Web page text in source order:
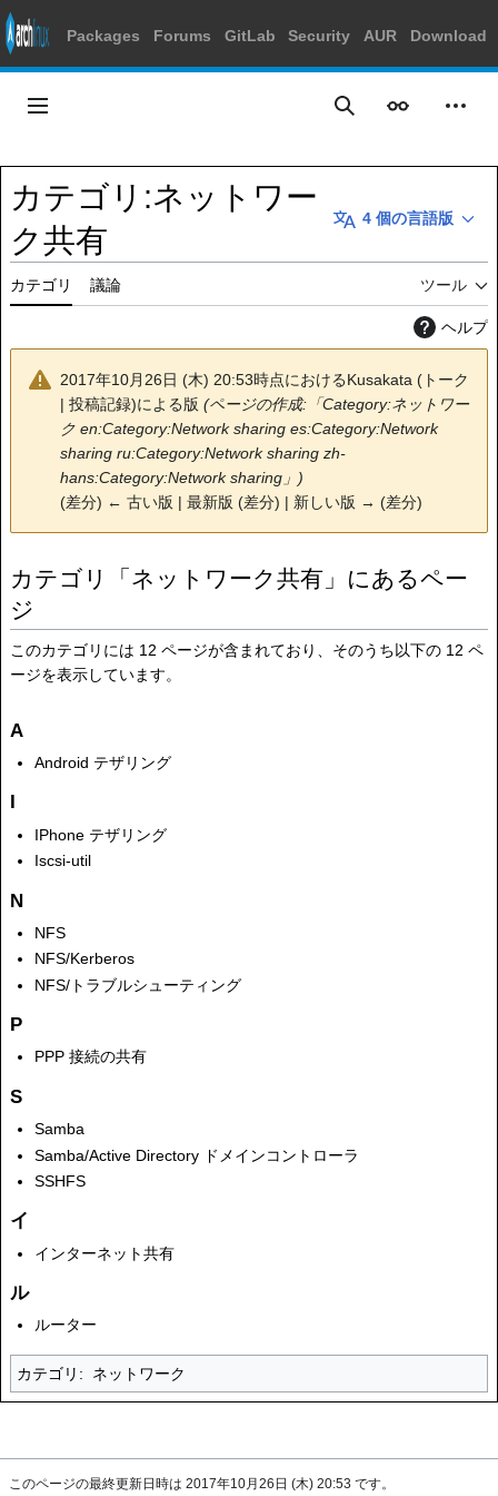
Packages Forums GitLab Security AUR Download
に
キ
ッ
プ
メインメニュー 検索 表示 個人
カテゴリ :ネットワー
ク共有
4 個の言語版
カテゴリ 議論 ツール
ヘルプ
2017年10月26日 (木) 20:53時点におけるKusakata ( トーク
| 投稿記録)による版 (ページの作成:「Category:ネットワー
ク en:Category:Network sharing es:Category:Network
sharing ru:Category:Network sharing zh-
hans:Category:Network sharing 」)
(差分) ← 古い版 | 最新版 (差分) | 新しい版 → (差分)
カテゴリ「ネットワーク共有」にあるペー
ジ
このカテゴリには 12 ページが含まれており、そのうち以下の 12 ペ
ージを表示しています。
A
Android テザリング
IPhone テザリング
Iscsi-util
N
NFS
NFS/Kerberos
NFS/トラブルシューティング
P
PPP 接続の共有
S
Samba
Samba/Active Directory ドメインコントローラ
SSHFS
イ
インターネット共有
ル
ルーター
カテゴリ : ネットワーク
このページの最終更新日時は 2017年10月26日 (木) 20:53 です。